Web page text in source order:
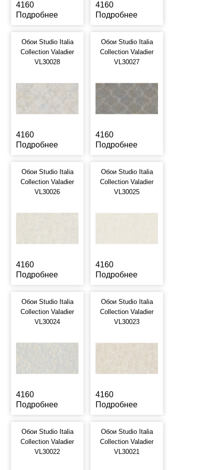
4160
Подробнее
4160
Подробнее
Обои Studio Italia
Collection Valadier
VL30028
4160
Подробнее
Обои Studio Italia
Collection Valadier
VL30027
4160
Подробнее
Обои Studio Italia
Collection Valadier
VL30026
4160
Подробнее
Обои Studio Italia
Collection Valadier
VL30025
4160
Подробнее
Обои Studio Italia
Collection Valadier
VL30024
4160
Подробнее
Обои Studio Italia
Collection Valadier
VL30023
4160
Подробнее
Обои Studio Italia
Collection Valadier
VL30022
Обои Studio Italia
Collection Valadier
VL30021